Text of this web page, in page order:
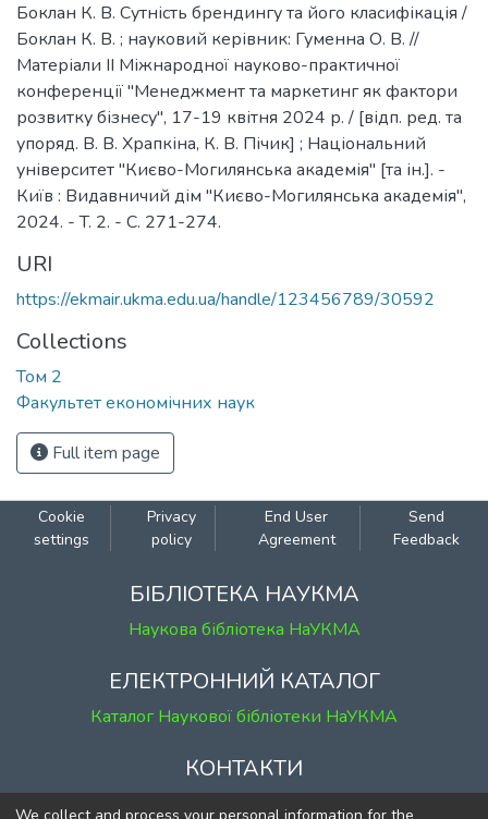
Боклан К. В. Сутність брендингу та його класифікація /
Боклан К. В. ; науковий керівник: Гуменна О. В. //
Матеріали ІІ Міжнародної науково-практичної
конференції "Менеджмент та маркетинг як фактори
розвитку бізнесу", 17-19 квітня 2024 р. / [відп. ред. та
упоряд. В. В. Храпкіна, К. В. Пічик] ; Національний
університет "Києво-Могилянська академія" [та ін.]. -
Київ : Видавничий дім "Києво-Могилянська академія",
2024. - T. 2. - C. 271-274.
URI
https://ekmair.ukma.edu.ua/handle/123456789/30592
Collections
Том 2
Факультет економічних наук
Full item page
Cookie
settings
Privacy
policy
End User
Agreement
Send
Feedback
БІБЛІОТЕКА НАУКМА
Наукова бібліотека НаУКМА
ЕЛЕКТРОННИЙ КАТАЛОГ
Каталог Наукової бібліотеки НаУКМА
КОНТАКТИ
м. Київ, вул. Григорія Сковороди, 2